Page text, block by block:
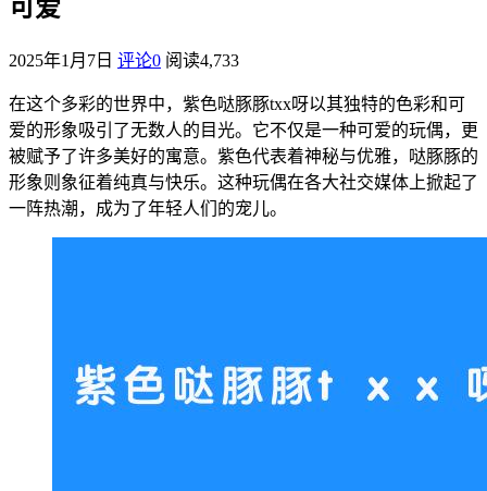
可爱
2025年1月7日 评论0 阅读4,733
在这个多彩的世界中，紫色哒豚豚txx呀以其独特的色彩和可
爱的形象吸引了无数人的目光。它不仅是一种可爱的玩偶，更
被赋予了许多美好的寓意。紫色代表着神秘与优雅，哒豚豚的
形象则象征着纯真与快乐。这种玩偶在各大社交媒体上掀起了
一阵热潮，成为了年轻人们的宠儿。